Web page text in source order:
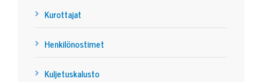
Kurottajat
Henkilönostimet
Kuljetuskalusto